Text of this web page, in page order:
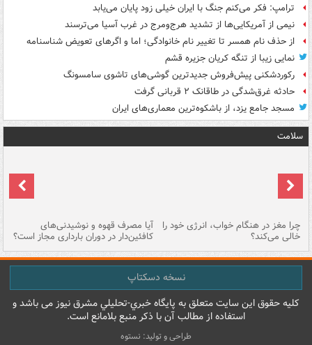
ترامپ: فکر می‌کنم جنگ با ایران خیلی زود پایان می‌یابد
نیمی از آمریکایی‌ها از تشدید هرج‌ومرج در غرب آسیا می‌ترسند
از حذف نام همسر تا تغییر نام خانوادگی؛ اما و اگرهای تعویض شناسنامه
نمایی زیبا از تنگه کریان جزیره قشم
رکوردشکنی پیش‌فروش جدیدترین گوشی‌های تاشوی سامسونگ
حادثه غرق‌شدگی در طاقانک ۲ قربانی گرفت
مسجد جامع یزد، از باشکوه‌ترین معماری‌های ایران
سلامت
چرا مغز در هنگام خواب، انرژی خود را
خالی می‌کند؟
آیا مصرف قهوه و نوشیدنی‌های
کافئین‌دار در دوران بارداری مجاز است؟
نسخه دسکتاپ
کليه حقوق اين سايت متعلق به پایگاه خبري-تحليلي مشرق نيوز می باشد و
استفاده از مطالب آن با ذکر منبع بلامانع است.
طراحی و تولید: نستوه